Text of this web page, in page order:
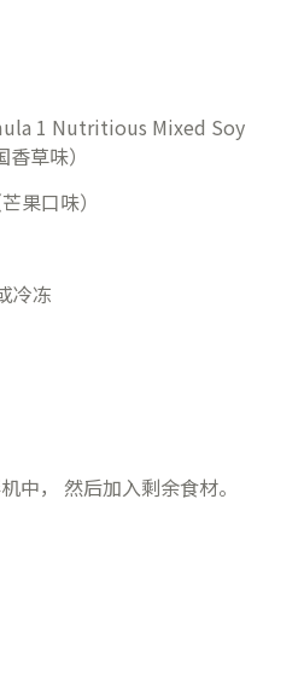
1 Nutritious Mixed Soy
草味）
果口味）
冷冻
中， 然后加入剩余食材。